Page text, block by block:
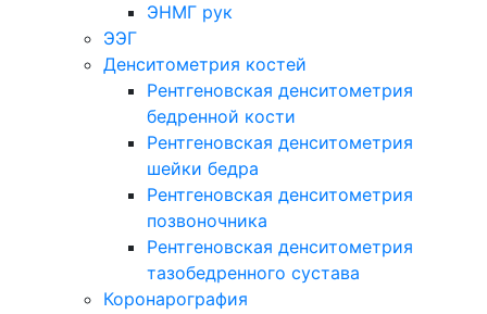
ЭНМГ рук
ЭЭГ
Денситометрия костей
Рентгеновская денситометрия
бедренной кости
Рентгеновская денситометрия
шейки бедра
Рентгеновская денситометрия
позвоночника
Рентгеновская денситометрия
тазобедренного сустава
Коронарография